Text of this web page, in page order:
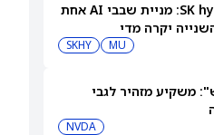
מיקרון או SK hynix: מניית שבבי AI אחת
יקרה מדי
MU
SKHY
משקיע מזהיר לגבי
NVDA